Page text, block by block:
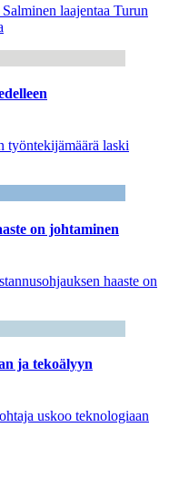
laajentaa Turun
työntekijämäärä laski
on johtaminen
haaste on
ja tekoälyyn
uskoo teknologiaan